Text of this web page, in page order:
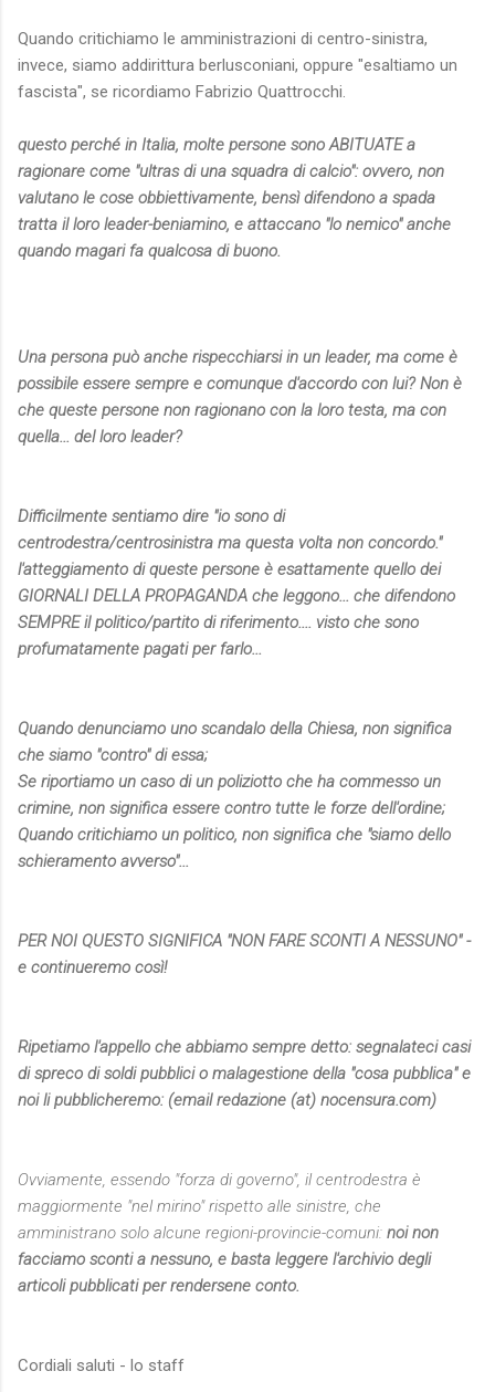
Quando critichiamo le amministrazioni di centro-sinistra,
invece, siamo addirittura berlusconiani, oppure "esaltiamo un
fascista", se ricordiamo Fabrizio Quattrocchi.
questo perché in Italia, molte persone sono ABITUATE a
ragionare come "ultras di una squadra di calcio": ovvero, non
valutano le cose obbiettivamente, bensì difendono a spada
tratta il loro leader-beniamino, e attaccano "lo nemico" anche
quando magari fa qualcosa di buono.
Una persona può anche rispecchiarsi in un leader, ma come è
possibile essere sempre e comunque d'accordo con lui? Non è
che queste persone non ragionano con la loro testa, ma con
quella... del loro leader?
Difficilmente sentiamo dire "io sono di
centrodestra/centrosinistra ma questa volta non concordo."
l'atteggiamento di queste persone è esattamente quello dei
GIORNALI DELLA PROPAGANDA che leggono... che difendono
SEMPRE il politico/partito di riferimento.... visto che sono
profumatamente pagati per farlo...
Quando denunciamo uno scandalo della Chiesa, non significa
che siamo "contro" di essa;
Se riportiamo un caso di un poliziotto che ha commesso un
crimine, non significa essere contro tutte le forze dell'ordine;
Quando critichiamo un politico, non significa che "siamo dello
schieramento avverso"...
PER NOI QUESTO SIGNIFICA "NON FARE SCONTI A NESSUNO" -
e continueremo così!
Ripetiamo l'appello che abbiamo sempre detto: segnalateci casi
di spreco di soldi pubblici o malagestione della "cosa pubblica" e
noi li pubblicheremo: (email redazione (at) nocensura.com)
Ovviamente, essendo "forza di governo", il centrodestra è
maggiormente "nel mirino" rispetto alle sinistre, che
amministrano solo alcune regioni-provincie-comuni: noi non
facciamo sconti a nessuno, e basta leggere l'archivio degli
articoli pubblicati per rendersene conto.
Cordiali saluti - lo staff